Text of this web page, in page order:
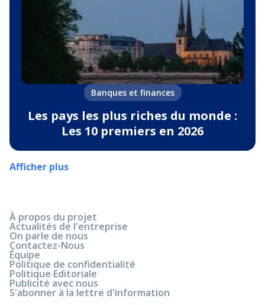
Banques et finances
Les pays les plus riches du monde :
Les 10 premiers en 2026
Afficher plus
À propos du projet
Actualités de l'entreprise
On parle de nous
Contactez-Nous
Équipe
Politique de confidentialité
Politique Editoriale
Publicité avec nous
S'abonner à la lettre d'information